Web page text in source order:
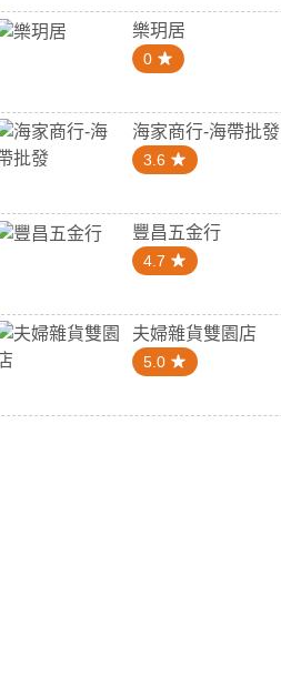
樂玥居
0
海家商行-海帶批發
3.6
豐昌五金行
4.7
夫婦雜貨雙園店
5.0